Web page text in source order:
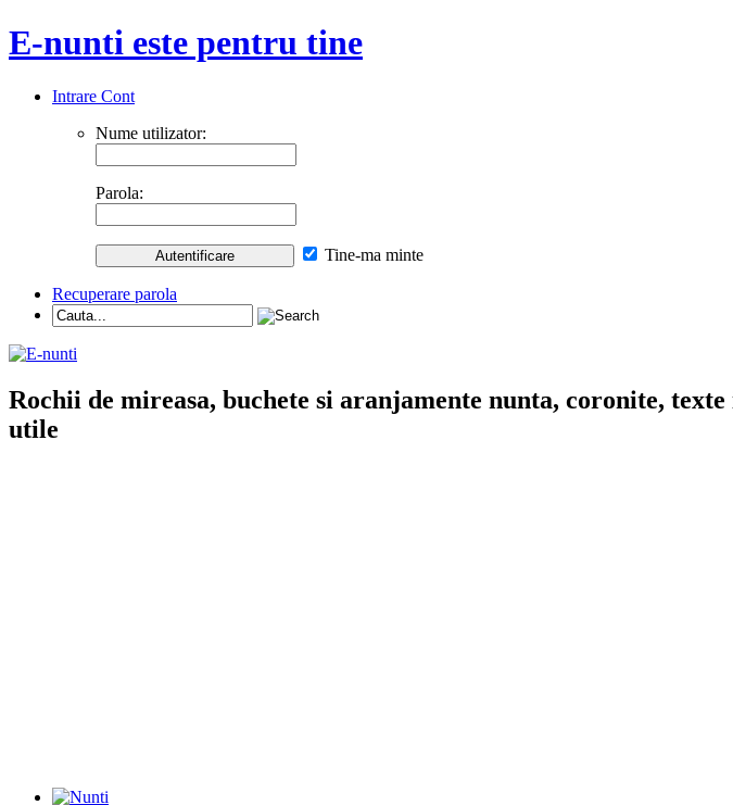
E-nunti este pentru tine
Intrare Cont
Nume utilizator:
Parola:
Tine-ma minte
Recuperare parola
Rochii de mireasa, buchete si aranjamente nunta, coronite,
utile